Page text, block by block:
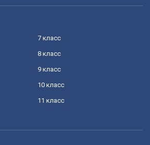
7 класс
8 класс
9 класс
10 класс
11 класс